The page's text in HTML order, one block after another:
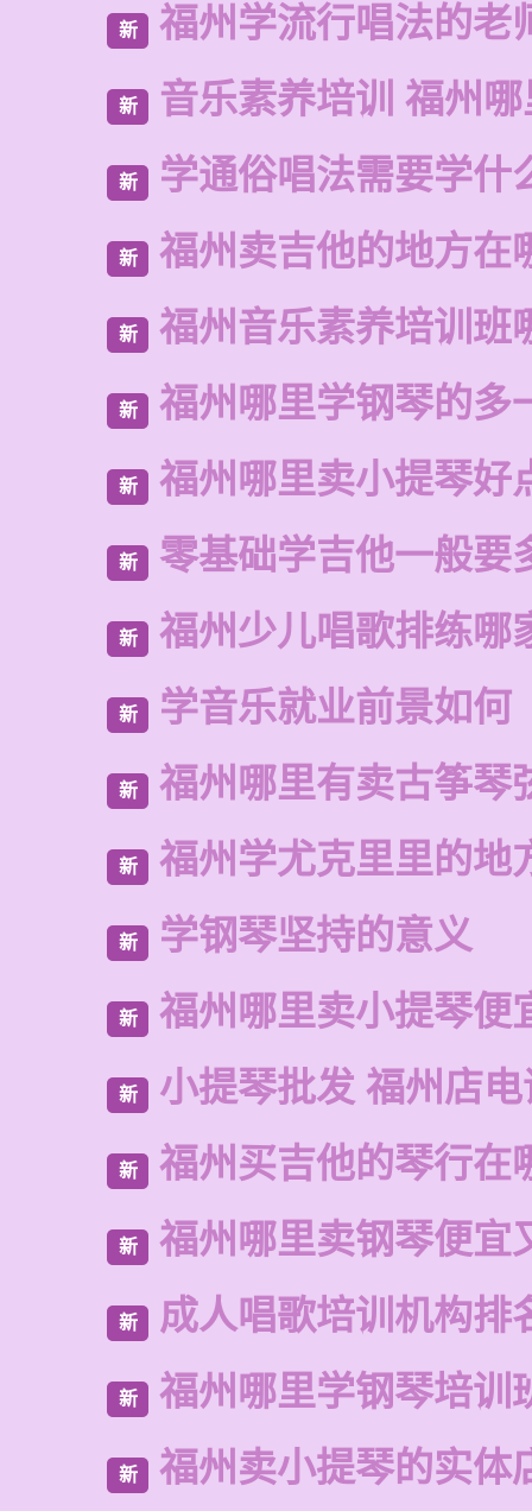
新 福州学流行唱法的老
新 音乐素养培训 福州
新 学通俗唱法需要学什
新 福州卖吉他的地方在
新 福州音乐素养培训班
新 福州哪里学钢琴的多
新 福州哪里卖小提琴好
新 零基础学吉他一般要
新 福州少儿唱歌排练哪
新 学音乐就业前景如何
新 福州哪里有卖古筝琴
新 福州学尤克里里的地
新 学钢琴坚持的意义
新 福州哪里卖小提琴便
新 小提琴批发 福州店
新 福州买吉他的琴行在
新 福州哪里卖钢琴便宜
新 成人唱歌培训机构排
新 福州哪里学钢琴培训
新 福州卖小提琴的实体